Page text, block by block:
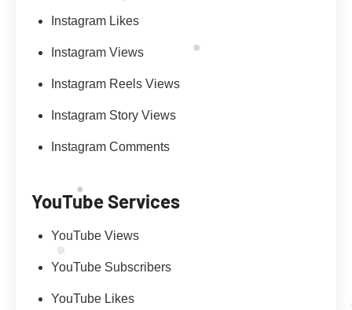
Instagram Likes
Instagram Views
Instagram Reels Views
Instagram Story Views
Instagram Comments
YouTube Services
YouTube Views
YouTube Subscribers
YouTube Likes